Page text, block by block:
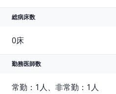
総病床数
0床
勤務医師数
常勤：1人、非常勤：1人